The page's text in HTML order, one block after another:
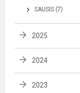
SAUSIS (7)
2025
2024
2023